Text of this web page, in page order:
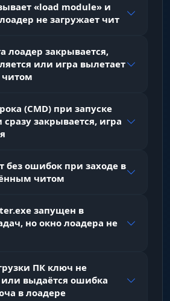
о броне противника
брони
«load module» и
не загружает чит
лоадер закрывается,
или игра вылетает
читом
(CMD) при запуске
закрывается, игра
без ошибок при заходе в
читом
запущен в
но окно лоадера не
ПК ключ не
выдаётся ошибка
в лоадере